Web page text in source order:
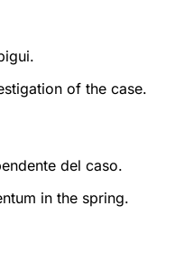
of the case.
del caso.
in the spring.